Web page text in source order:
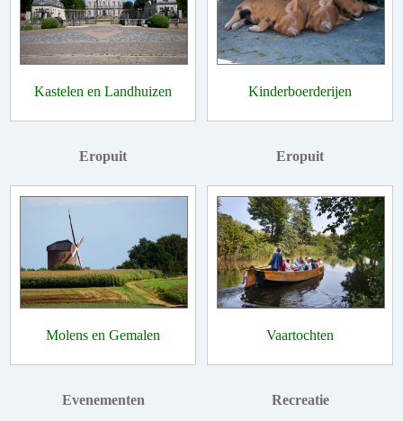
Kastelen en Landhuizen Kinderboerderijen
Eropuit
Molens en Gemalen
Eropuit
Vaartochten
Evenementen Recreatie